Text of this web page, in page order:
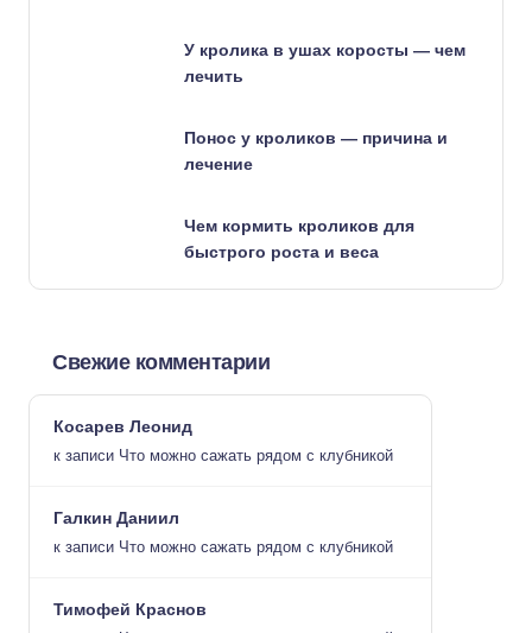
У кролика в ушах коросты — чем
лечить
Понос у кроликов — причина и
лечение
Чем кормить кроликов для
быстрого роста и веса
Свежие комментарии
Косарев Леонид
к записи Что можно сажать рядом с клубникой
Галкин Даниил
к записи Что можно сажать рядом с клубникой
Тимофей Краснов